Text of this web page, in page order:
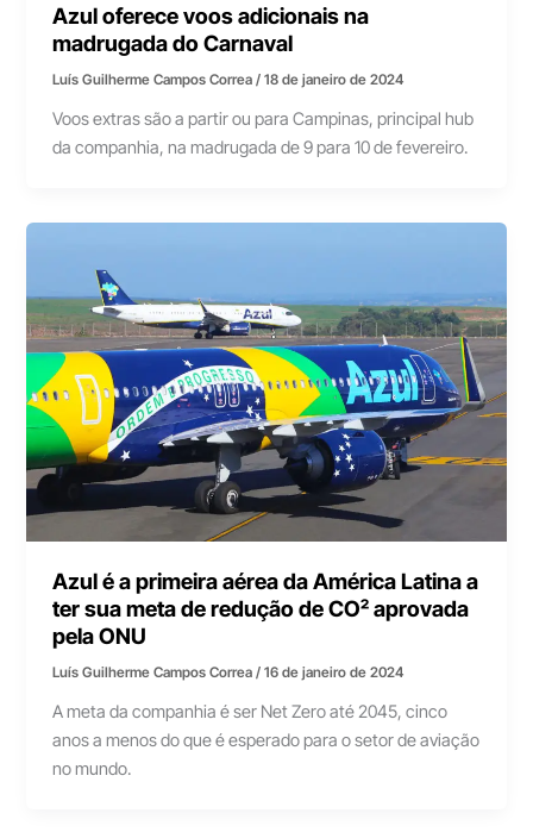
Azul oferece voos adicionais na
madrugada do Carnaval
Luís Guilherme Campos Correa/18 de janeiro de 2024
Voos extras são a partir ou para Campinas, principal hub
da companhia, na madrugada de 9 para 10 de fevereiro.
Azul é a primeira aérea da América Latina a
ter sua meta de redução de CO² aprovada
pela ONU
Luís Guilherme Campos Correa/16 de janeiro de 2024
A meta da companhia é ser Net Zero até 2045, cinco
anos a menos do que é esperado para o setor de aviação
no mundo.